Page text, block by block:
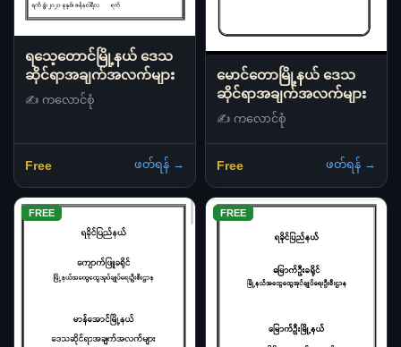
ရသေ့တောင်မြို့နယ် ဒေသ
ဆိုင်ရာအချက်အလက်များ
✍️ ကလောင်စုံ
Free ဖတ်ရန် →
မောင်တောမြို့နယ် ဒေသ
ဆိုင်ရာအချက်အလက်များ
✍️ ကလောင်စုံ
Free ဖတ်ရန် →
FREE FREE